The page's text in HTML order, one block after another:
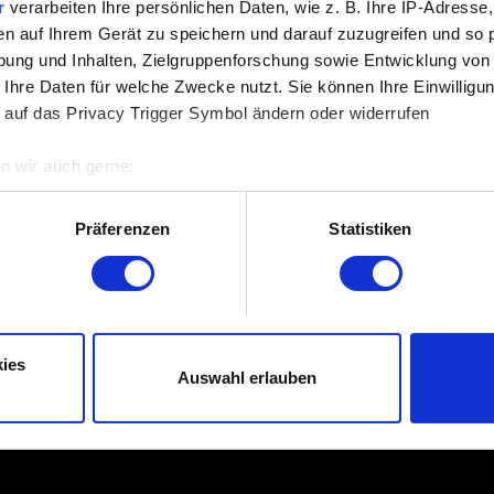
verarbeiten Ihre persönlichen Daten, wie z. B. Ihre IP-
auf Ihrem Gerät zu speichern und darauf zuzugreifen und so
und Inhalten, Zielgruppenforschung sowie Entwicklung
Daten für welche Zwecke nutzt. Sie können Ihre
das Privacy Trigger Symbol ändern oder widerrufen
wir auch gerne:
geografische Lage erfassen, welche bis auf einige Meter
Scannen nach bestimmten Merkmalen (Fingerprinting)
Ihre persönlichen Daten verarbeitet werden, und legen Sie
Seiten-Features ordentlich funktionieren, andere sind
Feedback, um die Bedienung der Seite für dich
wenn wir dir über Social-Media-Kanäle etwas
Präferenzen Statistiken
Auswahl erlauben
Ich möchte ein Audioproblem melden
Lokalisierung
Ich möchte ein Lokalisierungsproblem melden
Trophäen
Trophäe wurde nicht gewährt